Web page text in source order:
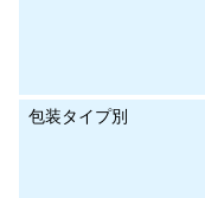
包装タイプ別